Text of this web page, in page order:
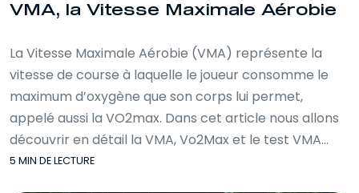
VMA, la Vitesse Maximale Aérobie
La Vitesse Maximale Aérobie (VMA) représente la
vitesse de course à laquelle le joueur consomme le
maximum d’oxygène que son corps lui permet,
appelé aussi la VO2max. Dans cet article nous allons
découvrir en détail la VMA, Vo2Max et le test VMA…
5 MIN DE LECTURE